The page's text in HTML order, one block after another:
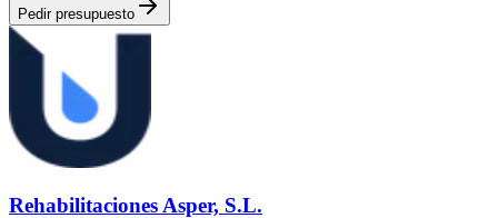
Pedir presupuesto
Rehabilitaciones Asper, S.L.